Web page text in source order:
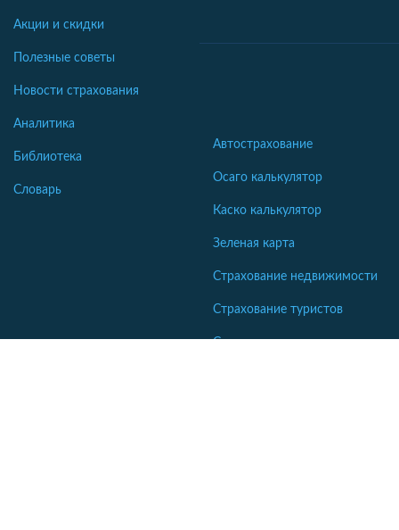
Акции и скидки
Полезные советы
Новости страхования
Аналитика
Библиотека
Словарь
Автострахование
Осаго калькулятор
Каско калькулятор
Зеленая карта
Страхование недвижимости
Страхование туристов
Страхование яхт и катеров